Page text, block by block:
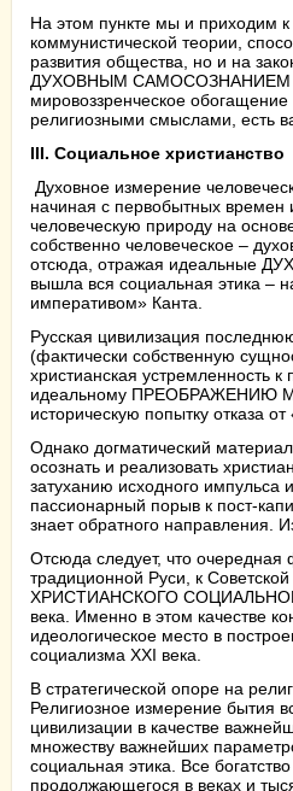
На этом пункте мы и приходим к
коммунистической теории,
развития общества, но и на
ДУХОВНЫМ САМОСОЗНАНИЕМ
мировоззренческое
религиозными смыслами, есть
III. Социальное христианство
Духовное измерение
начиная с первобытных
человеческую природу на
собственно человеческое –
отсюда, отражая идеальные
вышла вся социальная этика –
императивом» Канта.
Русская цивилизация
(фактически собственную
христианская устремленность к
идеальному ПРЕОБРАЖЕНИЮ
историческую попытку отказа
Однако догматический
осознать и реализовать
затуханию исходного импульса
пассионарный порыв к пост-
знает обратного направления.
Отсюда следует, что
традиционной Руси, к
ХРИСТИАНСКОГО СОЦИАЛЬНОГО
века. Именно в этом качестве
идеологическое место в
социализма XXI века.
В стратегической опоре на
Религиозное измерение бытия
цивилизации в качестве
множеству важнейших
социальная этика. Все
продолжающегося в веках и